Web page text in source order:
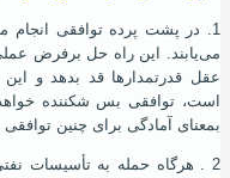
1. در پشت پرده توافقی
می‌یابند. این راه‌ حل برفرض
عقل قدرتمدارها قد بدهد و این
است، توافقی بس شکننده
بمعنای آمادگی برای چنین توافقی
2 . هرگاه حمله به تأسیسات